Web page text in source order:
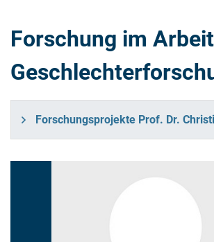
Forschung im
Forschungsprojekte Prof. Dr.